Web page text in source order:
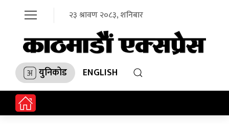
२३ श्रावण २०८३, शनिबार
युनिकोड ENGLISH